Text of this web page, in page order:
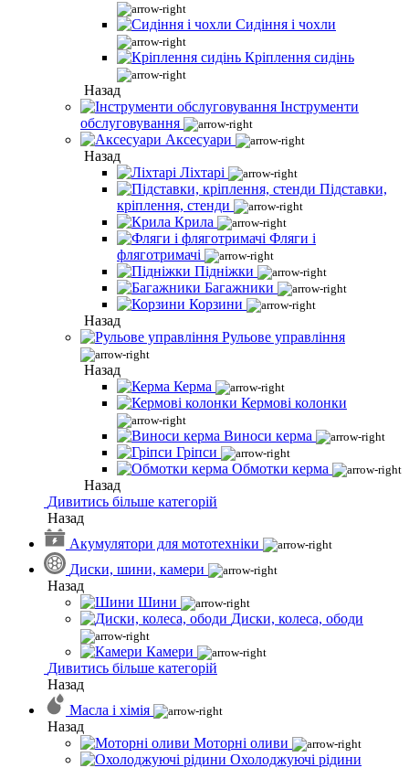
Сидіння і чохли
Кріплення сидінь
Назад
Інструменти
обслуговування
Аксесуари
Назад
Ліхтарі
Підставки,
кріплення, стенди
Крила
Фляги і
фляготримачі
Підніжки
Багажники
Корзини
Назад
Рульове управління
Назад
Керма
Кермові колонки
Виноси керма
Гріпси
Обмотки керма
Назад
Дивитись більше категорій
Назад
Акумулятори для мототехніки
Диски, шини, камери
Назад
Шини
Диски, колеса, ободи
Камери
Дивитись більше категорій
Назад
Масла і хімія
Назад
Моторні оливи
Охолоджуючі рідини